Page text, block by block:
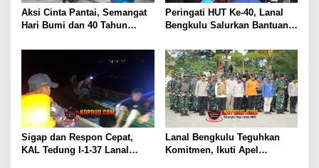
Aksi Cinta Pantai, Semangat
Hari Bumi dan 40 Tahun
Peringati HUT Ke-40, Lanal
Bengkulu Salurkan Bantuan
Sigap dan Respon Cepat,
KAL Tedung I-1-37 Lanal
Lanal Bengkulu Teguhkan
Komitmen, Ikuti Apel